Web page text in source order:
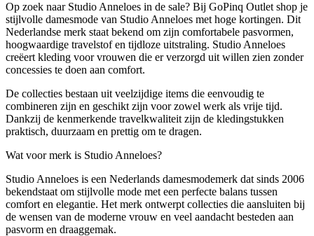
Op zoek naar Studio Anneloes in de sale? Bij GoPinq Outlet shop je
stijlvolle damesmode van Studio Anneloes met hoge kortingen. Dit
Nederlandse merk staat bekend om zijn comfortabele pasvormen,
hoogwaardige travelstof en tijdloze uitstraling. Studio Anneloes
creëert kleding voor vrouwen die er verzorgd uit willen zien zonder
concessies te doen aan comfort.
De collecties bestaan uit veelzijdige items die eenvoudig te
combineren zijn en geschikt zijn voor zowel werk als vrije tijd.
Dankzij de kenmerkende travelkwaliteit zijn de kledingstukken
praktisch, duurzaam en prettig om te dragen.
Wat voor merk is Studio Anneloes?
Studio Anneloes is een Nederlands damesmodemerk dat sinds 2006
bekendstaat om stijlvolle mode met een perfecte balans tussen
comfort en elegantie. Het merk ontwerpt collecties die aansluiten bij
de wensen van de moderne vrouw en veel aandacht besteden aan
pasvorm en draaggemak.